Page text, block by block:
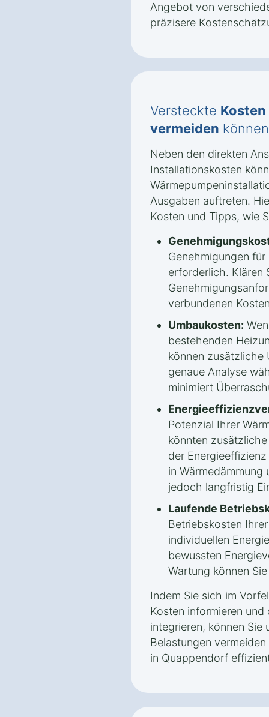
Angebot von
präzisere
Versteckte Kosten
vermeiden können
Neben den direkten
Installationskosten
Ausgaben auftreten.
Kosten und Tipps, wie
Genehmigungen
erforderlich. Klären
verbundenen
Umbaukosten:
bestehenden
können zusätzliche
genaue Analyse
minimiert
Potenzial Ihrer
könnten
der
in Wärmedämmung
jedoch langfristig
Laufende
Betriebskosten
individuellen
bewussten
Wartung können
Indem Sie sich im
Kosten informieren und
integrieren, können Sie
Belastungen
in Quappendorf